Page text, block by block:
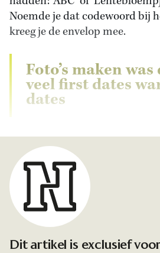
Noemde je dat codewoord bij
kreeg je de envelop mee.
Foto’s maken
veel first dates
dates
Dit artikel is exclusief